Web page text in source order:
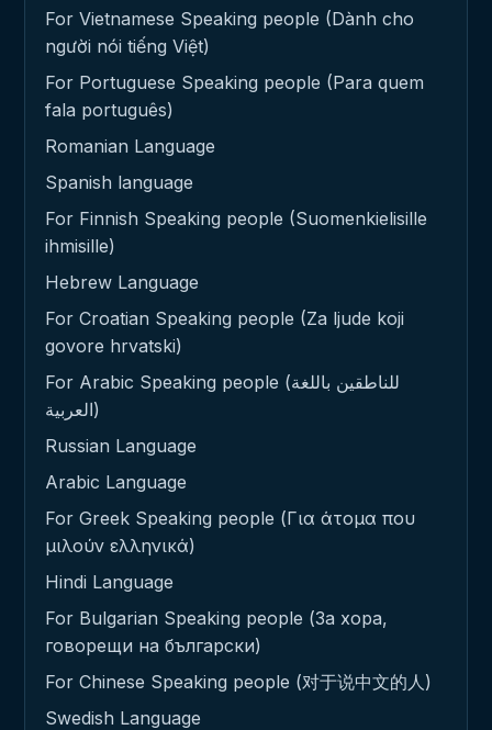
For Vietnamese Speaking people (Dành cho
người nói tiếng Việt)
For Portuguese Speaking people (Para quem
fala português)
Romanian Language
Spanish language
For Finnish Speaking people (Suomenkielisille
ihmisille)
Hebrew Language
For Croatian Speaking people (Za ljude koji
govore hrvatski)
For Arabic Speaking people (للناطقين باللغة
العربية)
Russian Language
Arabic Language
For Greek Speaking people (Για άτομα που
μιλούν ελληνικά)
Hindi Language
For Bulgarian Speaking people (За хора,
говорещи на български)
For Chinese Speaking people (对于说中文的人)
Swedish Language